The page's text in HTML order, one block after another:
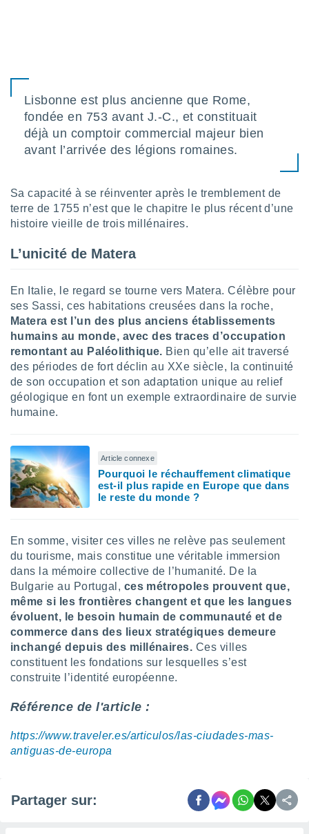
ou
et
les
utiliser
le
de
par
et
études
et
Lisbonne est plus ancienne que Rome,
fondée en 753 avant J.-C., et constituait
déjà un comptoir commercial majeur bien
avant l’arrivée des légions romaines.
Sa capacité à se réinventer après le tremblement de
terre de 1755 n’est que le chapitre le plus récent d’une
histoire vieille de trois millénaires.
L’unicité de Matera
En Italie, le regard se tourne vers Matera. Célèbre pour
ses Sassi, ces habitations creusées dans la roche,
Matera est l’un des plus anciens établissements
humains au monde, avec des traces d’occupation
remontant au Paléolithique. Bien qu’elle ait traversé
des périodes de fort déclin au XXe siècle, la continuité
de son occupation et son adaptation unique au relief
géologique en font un exemple extraordinaire de survie
humaine.
Article connexe
Pourquoi le réchauffement climatique
est-il plus rapide en Europe que dans
le reste du monde ?
En somme, visiter ces villes ne relève pas seulement
du tourisme, mais constitue une véritable immersion
dans la mémoire collective de l’humanité. De la
Bulgarie au Portugal, ces métropoles prouvent que,
même si les frontières changent et que les langues
évoluent, le besoin humain de communauté et de
commerce dans des lieux stratégiques demeure
inchangé depuis des millénaires. Ces villes
constituent les fondations sur lesquelles s’est
construite l’identité européenne.
Référence de l'article :
https://www.traveler.es/articulos/las-ciudades-mas-
antiguas-de-europa
Partager sur: